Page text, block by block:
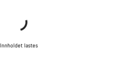
Innholdet lastes